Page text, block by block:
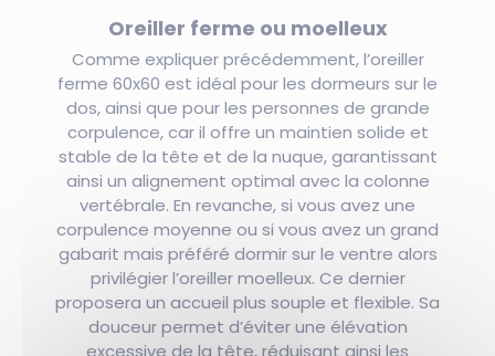
Oreiller ferme ou moelleux
Comme expliquer précédemment, l’oreiller
ferme 60x60 est idéal pour les dormeurs sur le
dos, ainsi que pour les personnes de grande
corpulence, car il offre un maintien solide et
stable de la tête et de la nuque, garantissant
ainsi un alignement optimal avec la colonne
vertébrale. En revanche, si vous avez une
corpulence moyenne ou si vous avez un grand
gabarit mais préféré dormir sur le ventre alors
privilégier l’oreiller moelleux. Ce dernier
proposera un accueil plus souple et flexible. Sa
douceur permet d’éviter une élévation
excessive de la tête, réduisant ainsi les